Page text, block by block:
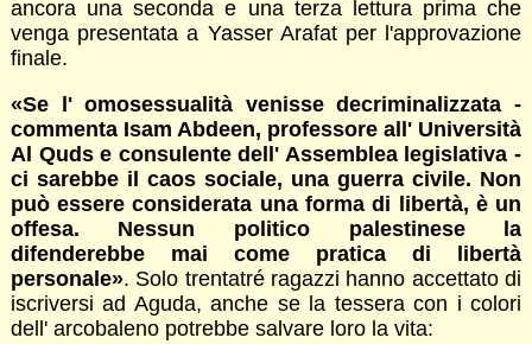
ancora una seconda e una terza lettura prima che
venga presentata a Yasser Arafat per l'approvazione
finale.
«Se l' omosessualità venisse decriminalizzata -
commenta Isam Abdeen, professore all' Università
Al Quds e consulente dell' Assemblea legislativa -
ci sarebbe il caos sociale, una guerra civile. Non
può essere considerata una forma di libertà, è un
offesa. Nessun politico palestinese la
difenderebbe mai come pratica di libertà
personale». Solo trentatré ragazzi hanno accettato di
iscriversi ad Aguda, anche se la tessera con i colori
dell' arcobaleno potrebbe salvare loro la vita: